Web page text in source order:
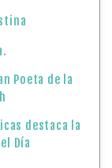
Poeta de la
destaca la
Día